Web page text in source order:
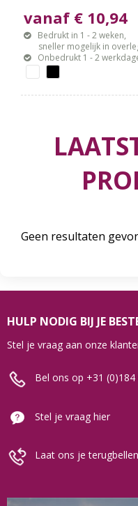
vanaf € 10,94
Bedrukt in 1 - 2 weken,
sneller mogelijk in
Onbedrukt 1 - 2
Geen resultaten
HULP NODIG BIJ JE
Stel je vraag aan onze
Bel ons op +31 (0)184
Stel je vraag hier
Laat ons je terugbellen